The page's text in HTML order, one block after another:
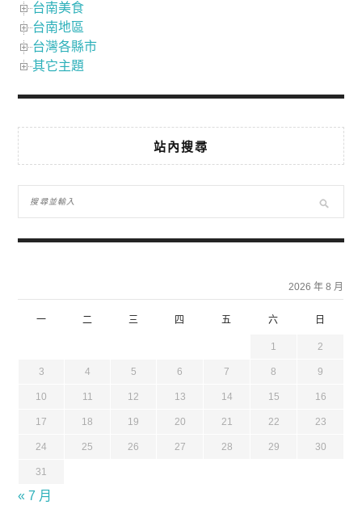
台南美食
台南地區
台灣各縣市
其它主題
站內搜尋
2026 年 8 月
一 二 三 四 五 六 日
1 2
3 4 5 6 7 8 9
10 11 12 13 14 15 16
17 18 19 20 21 22 23
24 25 26 27 28 29 30
31
« 7 月